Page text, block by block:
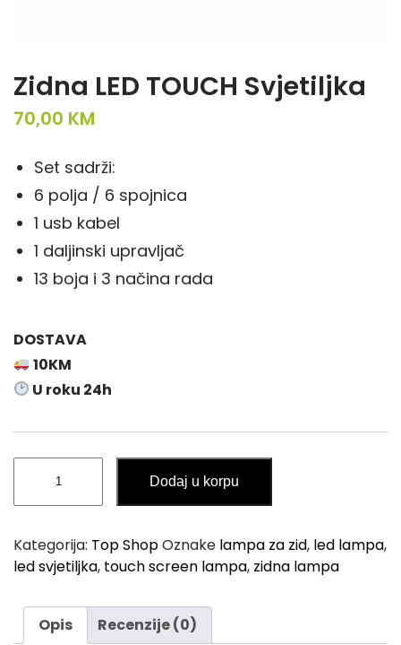
Zidna LED TOUCH Svjetiljka
70,00 KM
Set sadrži:
6 polja / 6 spojnica
1 usb kabel
1 daljinski upravljač
13 boja i 3 načina rada
DOSTAVA
10KM
U roku 24h
TOUCH
količina
Dodaj u korpu
Kategorija: Top ShopOznake lampa za zid, led lampa,
led svjetiljka, touch screen lampa, zidna lampa
Opis Recenzije (0)